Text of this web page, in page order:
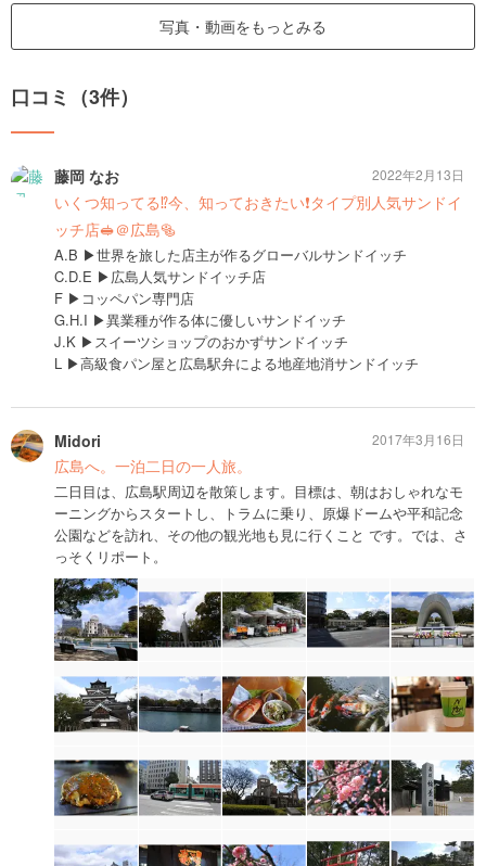
写真・動画をもっとみる
口コミ（3件）
藤岡 なお
いくつ知ってる⁉️今、知っておきたい❗️タイプ別人気サンドイ
ッチ店🥪＠広島🥯
A.B ▶︎世界を旅した店主が作るグローバルサンドイッチ
C.D.E ▶︎広島人気サンドイッチ店
F ▶︎コッペパン専門店
G.H.I ▶︎異業種が作る体に優しいサンドイッチ
J.K ▶︎スイーツショップのおかずサンドイッチ
L ▶︎高級食パン屋と広島駅弁による地産地消サンドイッチ
2022年2月13日
Midori
広島へ。一泊二日の一人旅。
二日目は、広島駅周辺を散策します。目標は、朝はおしゃれなモ
ーニングからスタートし、トラムに乗り、原爆ドームや平和記念
公園などを訪れ、その他の観光地も見に行くこと です。では、さ
っそくリポート。
2017年3月16日